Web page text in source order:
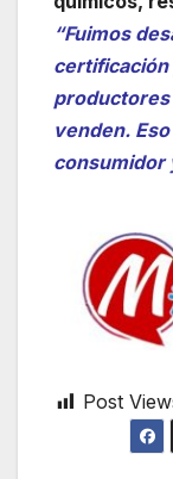
“Fuimos
productores
venden.
consumidor
Post